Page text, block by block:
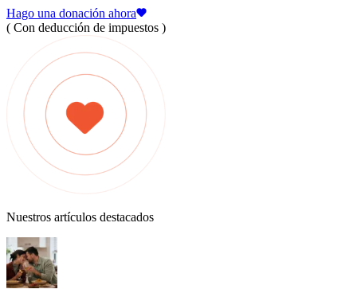
Hago una donación ahora
( Con deducción de impuestos )
Nuestros artículos destacados